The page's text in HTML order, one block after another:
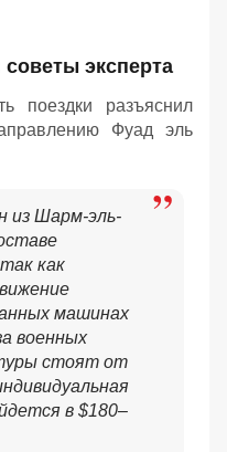
эксперта
поездки разъяснил
Фуад эль
из Шарм-эль-
как
машинах
военных
стоят от
в $180–